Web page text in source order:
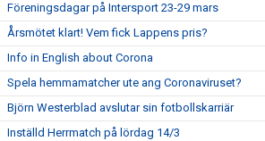
Föreningsdagar på Intersport 23-29 mars
Årsmötet klart! Vem fick Lappens pris?
Info in English about Corona
Spela hemmamatcher ute ang Coronaviruset?
Björn Westerblad avslutar sin fotbollskarriär
Inställd Herrmatch på lördag 14/3